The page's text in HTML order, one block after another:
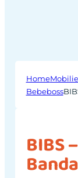
Home
Bebeboss
BIBS